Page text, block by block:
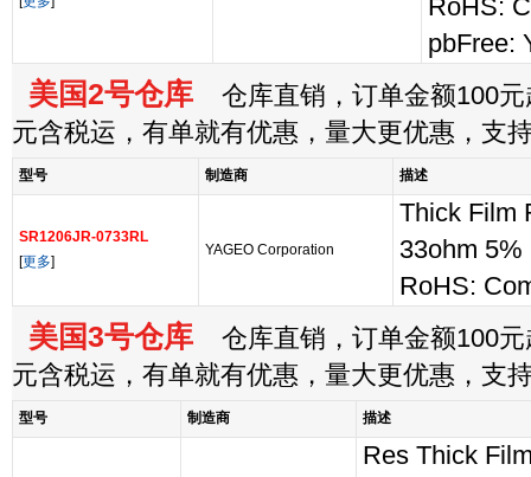
RoHS:
pbFree:
美国2号仓库 仓库直销，订单金额100元
元含税运，有单就有优惠，量大更优惠，支
型号 制造商 描述
SR1206JR-0733RL
[更多]
YAGEO Corporation
Thick Film
33ohm 5%
RoHS:
美国3号仓库 仓库直销，订单金额100元
元含税运，有单就有优惠，量大更优惠，支
型号 制造商 描述
Res Thick